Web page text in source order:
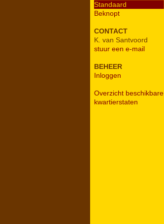
Standaard
Beknopt
CONTACT
K. van Santvoord
stuur een e-mail
BEHEER
Inloggen
Overzicht beschikbare
kwartierstaten